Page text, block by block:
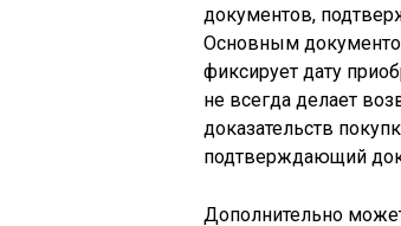
документов,
Основным
фиксирует дату
не всегда делает
доказательств
подтверждающий
Дополнительно